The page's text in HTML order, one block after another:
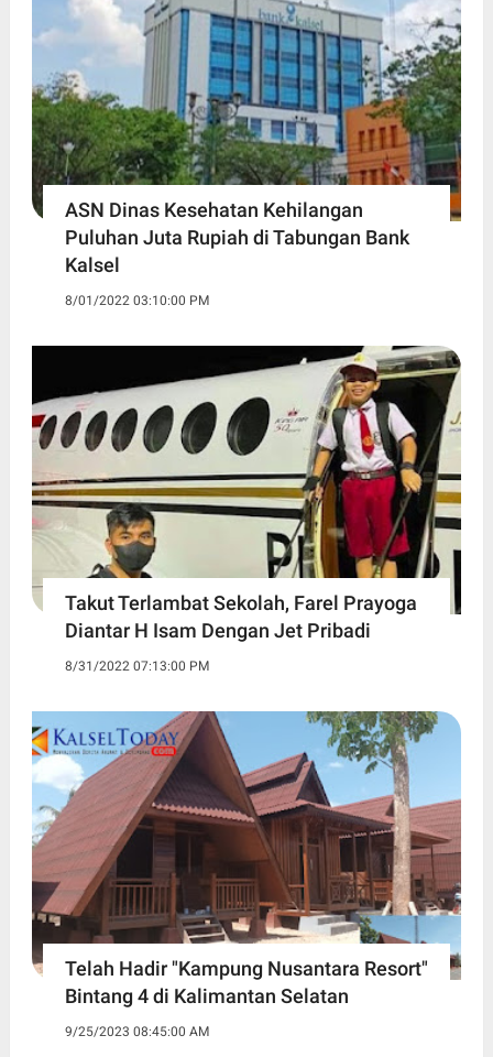
ASN Dinas Kesehatan Kehilangan
Puluhan Juta Rupiah di Tabungan Bank
Kalsel
8/01/2022 03:10:00 PM
Takut Terlambat Sekolah, Farel Prayoga
Diantar H Isam Dengan Jet Pribadi
8/31/2022 07:13:00 PM
Telah Hadir "Kampung Nusantara Resort"
Bintang 4 di Kalimantan Selatan
9/25/2023 08:45:00 AM